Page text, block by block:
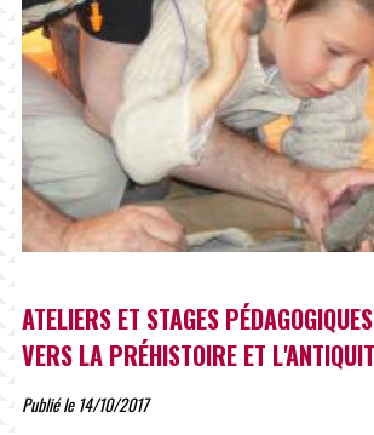
ATELIERS ET STAGES
VERS LA PRÉHISTOIRE ET
Publié le 14/10/2017